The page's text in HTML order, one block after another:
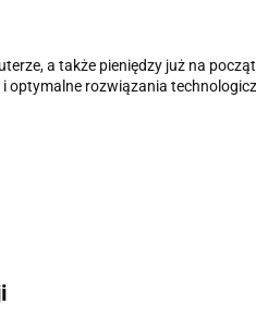
a także pieniędzy już na
optymalne rozwiązania